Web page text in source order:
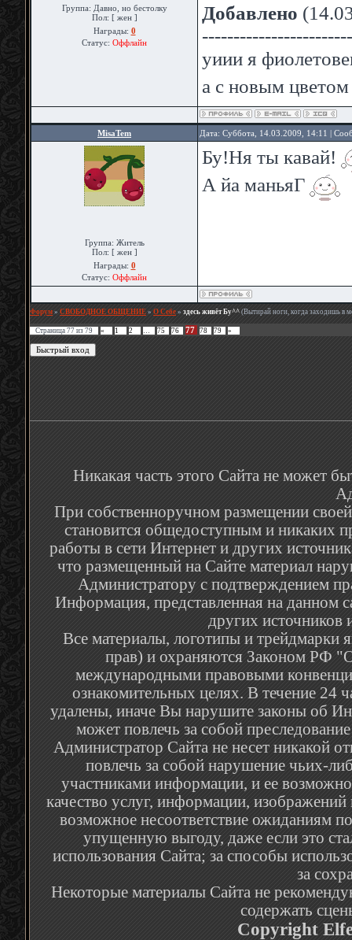
Группа: Давно, но бестолку
Пол: [ жен ]
Награды: 0
Статус: Оффлайн
Добавлено
уиии я
а с новым
MisaTem Дата: Суббота, 14.03.2009, 14:11 |
Группа: Житель
Пол: [ жен ]
Награды: 0
Статус: Оффлайн
Бу!Ня ты кавай!
А йа маньяГ
Форум » СВОБОДНОЕ ОБЩЕНИЕ » О Себе » здесь живёт Бу^^ (Вытирай ноги, когда заходишь в
Страница 77 из 79 « 1 2 … 75 76 77 78 79 »
Никакая часть этого Сайта не может
При собственноручном размещении
становится общедоступным и никаких
работы в сети Интернет и других
что размещенный на Сайте материал
Администратору с подтверждением
Информация, представленная на данном
других
Все материалы, логотипы и трейдмарки
прав) и охраняются Законом РФ
международными правовыми
ознакомительных целях. В течение 24
удалены, иначе Вы нарушите законы об
может повлечь за собой
Администратор Сайта не несет никакой
повлечь за собой нарушение чьих-
участниками информации, и ее
качество услуг, информации,
возможное несоответствие ожиданиям
упущенную выгоду, даже если это
использования Сайта; за способы
за
Некоторые материалы Сайта не
содержать
Copyright